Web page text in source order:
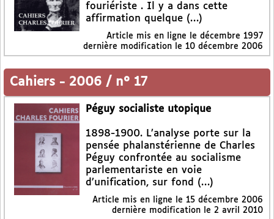
fouriériste . Il y a dans cette
affirmation quelque (…)
Article mis en ligne le décembre 1997
dernière modification le 10 décembre 2006
Cahiers - 2006 / n° 17
Péguy socialiste utopique
1898-1900. L’analyse porte sur la
pensée phalanstérienne de Charles
Péguy confrontée au socialisme
parlementariste en voie
d’unification, sur fond (…)
Article mis en ligne le 15 décembre 2006
dernière modification le 2 avril 2010